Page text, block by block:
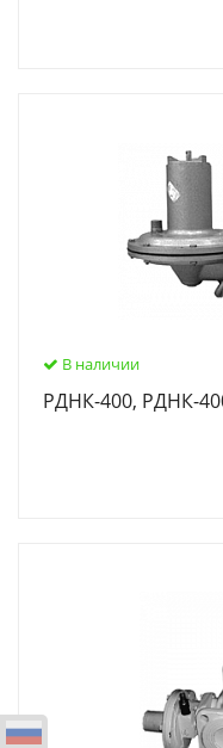
В наличии
РДНК-400, РДНК-